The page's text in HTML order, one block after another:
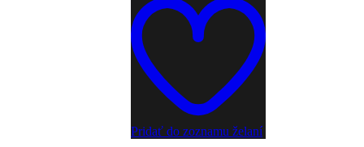
Pridať do zoznamu želaní